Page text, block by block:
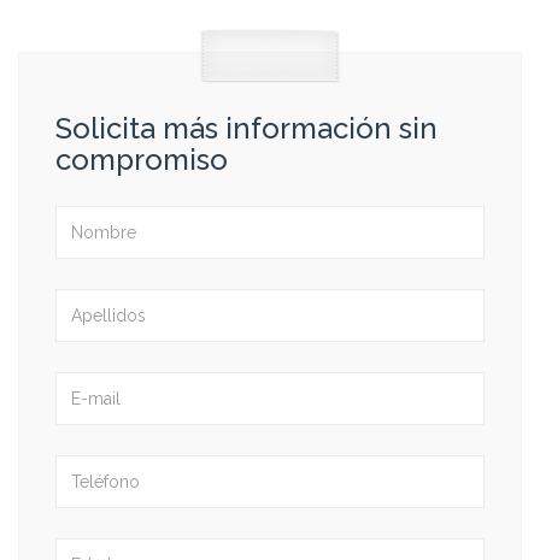
Solicita más información sin
compromiso